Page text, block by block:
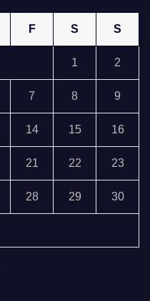
F S S
1 2
7 8 9
14 15 16
21 22 23
28 29 30